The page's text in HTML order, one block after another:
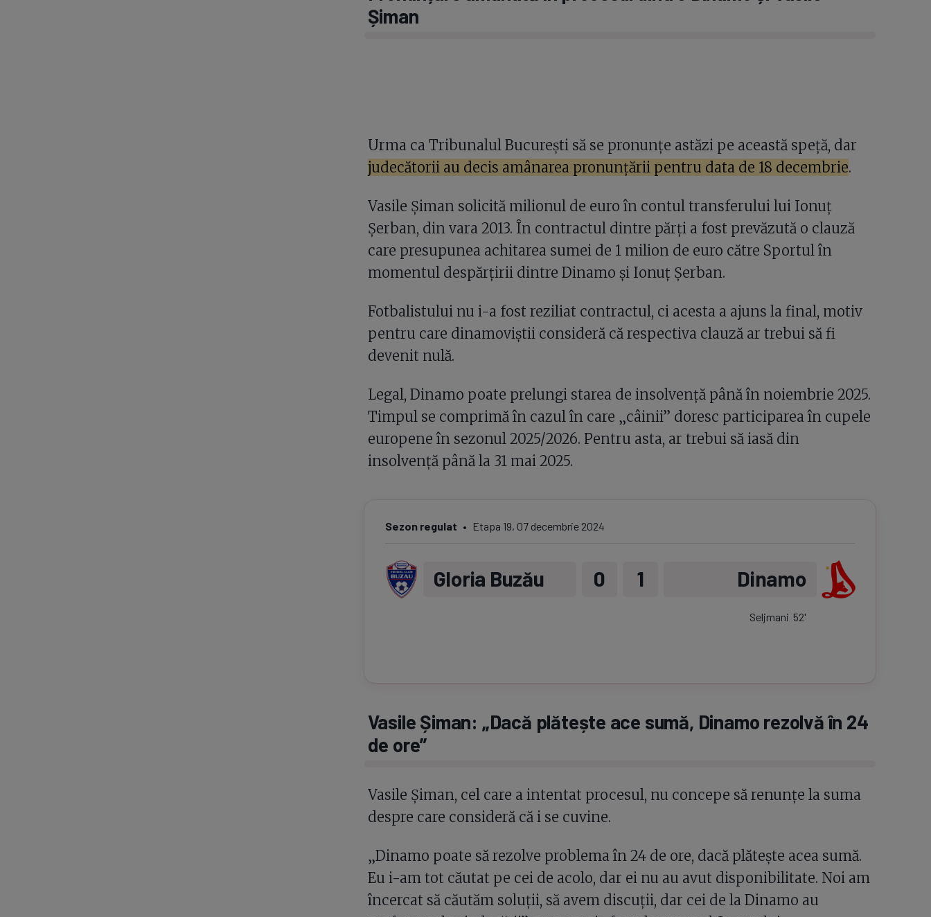
Șiman
Urma ca Tribunalul București să se pronunțe astăzi pe această speță, dar
judecătorii au decis amânarea pronunțării pentru data de 18 decembrie.
Vasile Șiman solicită milionul de euro în contul transferului lui Ionuț
Șerban, din vara 2013. În contractul dintre părți a fost prevăzută o clauză
care presupunea achitarea sumei de 1 milion de euro către Sportul în
momentul despărțirii dintre Dinamo și Ionuț Șerban.
Fotbalistului nu i-a fost reziliat contractul, ci acesta a ajuns la final, motiv
pentru care dinamoviștii consideră că respectiva clauză ar trebui să fi
devenit nulă.
Legal, Dinamo poate prelungi starea de insolvență până în noiembrie 2025.
Timpul se comprimă în cazul în care „câinii” doresc participarea în cupele
europene în sezonul 2025/2026. Pentru asta, ar trebui să iasă din
insolvență până la 31 mai 2025.
Sezon regulat Etapa 19, 07 decembrie 2024
Gloria Buzău 0 Dinamo
1
Seljmani 52'
Vasile Șiman: „Dacă plătește ace sumă, Dinamo rezolvă în 24
de ore”
Vasile Șiman, cel care a intentat procesul, nu concepe să renunțe la suma
despre care consideră că i se cuvine.
„Dinamo poate să rezolve problema în 24 de ore, dacă plătește acea sumă.
Eu i-am tot căutat pe cei de acolo, dar ei nu au avut disponibilitate. Noi am
încercat să căutăm soluții, să avem discuții, dar cei de la Dinamo au